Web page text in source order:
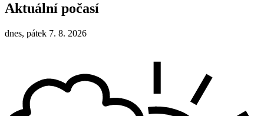
Aktuální počasí
dnes, pátek 7. 8. 2026